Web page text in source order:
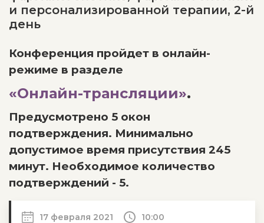
и персонализированной терапии, 2-й
день
Конференция пройдет в онлайн-
режиме в разделе
«Онлайн-трансляции».
Предусмотрено 5 окон
подтверждения. Минимально
допустимое время присутствия 245
минут. Необходимое количество
подтверждений - 5.
17 февраля 2021 10:00